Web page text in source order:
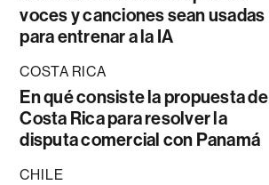
voces y canciones sean usadas
para entrenar a la IA
COSTA RICA
En qué consiste la propuesta de
Costa Rica para resolver la
disputa comercial con Panamá
CHILE